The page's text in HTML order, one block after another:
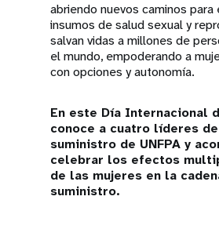
abriendo nuevos caminos para
insumos de salud sexual y
salvan vidas a millones de
el mundo, empoderando a
con opciones y autonomía.
En este Día Internacional
conoce a cuatro líderes
suministro de UNFPA y
celebrar los efectos
de las mujeres en la
suministro.